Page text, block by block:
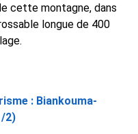
cette montagne, dans
longue de 400
: Biankouma-
2)